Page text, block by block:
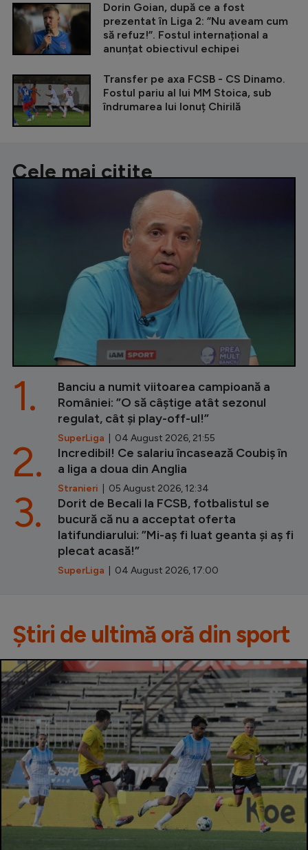
Dorin Goian, după ce a fost
prezentat în Liga 2: ”Nu aveam cum
să refuz!”. Fostul internațional a
anunțat obiectivul echipei
Transfer pe axa FCSB - CS Dinamo.
Fostul pariu al lui MM Stoica, sub
îndrumarea lui Ionuț Chirilă
Cele mai citite
Banciu a numit viitoarea campioană a
României: ”O să câștige atât sezonul
regulat, cât și play-off-ul!”
SuperLiga | 04 August 2026, 21:55
1.
Incredibil! Ce salariu încasează Coubiș în
a liga a doua din Anglia
Stranieri | 05 August 2026, 12:34
2.
Dorit de Becali la FCSB, fotbalistul se
bucură că nu a acceptat oferta
latifundiarului: ”Mi-aș fi luat geanta și aș fi
plecat acasă!”
SuperLiga | 04 August 2026, 17:00
3.
Știri de ultimă oră din sport